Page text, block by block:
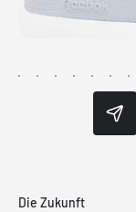
Die Zukunft